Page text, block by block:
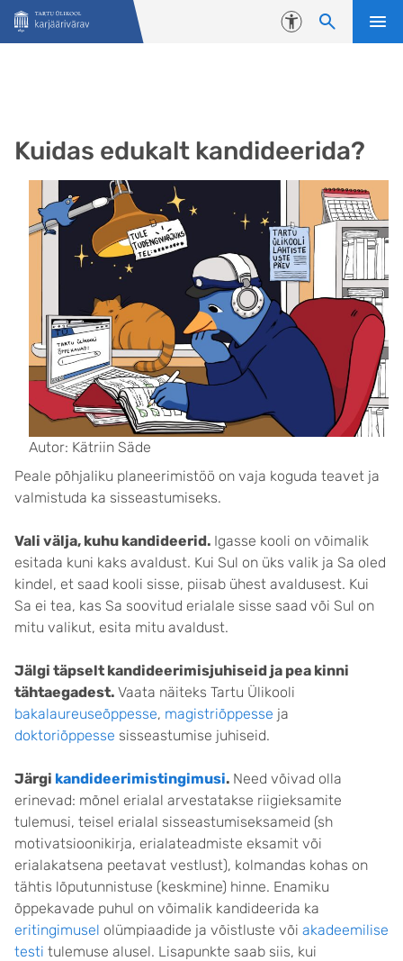
Liigu edasi põhisisu juurde
Juurdepääsetavus
Kuidas edukalt kandideerida?
Autor: Kätriin Säde
Peale põhjaliku planeerimistöö on vaja koguda teavet ja
valmistuda ka sisseastumiseks.
Vali välja, kuhu kandideerid. Igasse kooli on võimalik
esitada kuni kaks avaldust. Kui Sul on üks valik ja Sa oled
kindel, et saad kooli sisse, piisab ühest avaldusest. Kui
Sa ei tea, kas Sa soovitud erialale sisse saad või Sul on
mitu valikut, esita mitu avaldust.
Jälgi täpselt kandideerimisjuhiseid ja pea kinni
tähtaegadest. Vaata näiteks Tartu Ülikooli
bakalaureuseõppesse, magistriõppesse ja
doktoriõppesse sisseastumise juhiseid.
Järgi kandideerimistingimusi. Need võivad olla
erinevad: mõnel erialal arvestatakse riigieksamite
tulemusi, teisel erialal sisseastumiseksameid (sh
motivatsioonikirja, erialateadmiste eksamit või
erialakatsena peetavat vestlust), kolmandas kohas on
tähtis lõputunnistuse (keskmine) hinne. Enamiku
õppekavade puhul on võimalik kandideerida ka
eritingimusel olümpiaadide ja võistluste või akadeemilise
testi tulemuse alusel. Lisapunkte saab siis, kui